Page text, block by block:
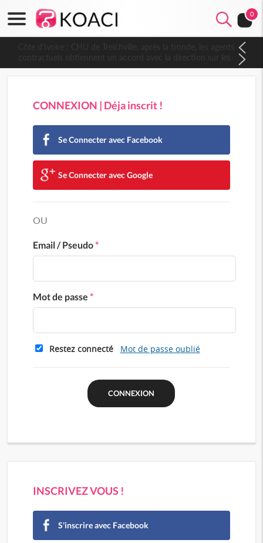
0
arriérés du SMIG 2023
CONNEXION | Déja inscrit !
Se Connecter avec Facebook
Se Connecter avec Google
OU
Email / Pseudo*
Mot de passe *
Restez connecté Mot de passe oublié
INSCRIVEZ VOUS !
S'inscrire avec Facebook